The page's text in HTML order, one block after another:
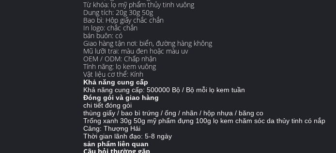
Từ khóa: lọ mỹ phẩm thủy tinh vuông
Dung tích: 20g 30g 50g
Bao bì: Hộp giấy chắc chắn
In logo: chắc chắn
bán buôn: có
Giao hàng tận nơi: biển, đường hàng không
Mũ lưỡi trai: màu đen hoặc màu uv
OEM / ODM: Chấp nhận
Tính năng: lọ kem vuông
Vật liệu cơ thể: Kính
Khả năng cung cấp
Khả năng cung cấp: 500000 Bộ / Bộ mỗi lọ kem tuần
Đóng gói và giao hàng
chi tiết đóng gói
thùng giấy / bao bì trứng / ống / nhãn / hộp nhựa / băng co
Trống xanh 30g 50g mỹ phẩm đựng 100g lọ kem chăm sóc da thủy tinh có nắp
Cảng: Thượng Hải
Thời gian lãnh đạo: 5-8 ngày
sản phẩm liên quan